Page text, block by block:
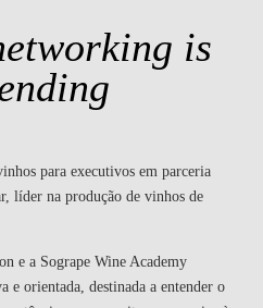
is
para executivos em parceria
líder na produção de vinhos de
e a Sogrape Wine Academy
e orientada, destinada a entender o